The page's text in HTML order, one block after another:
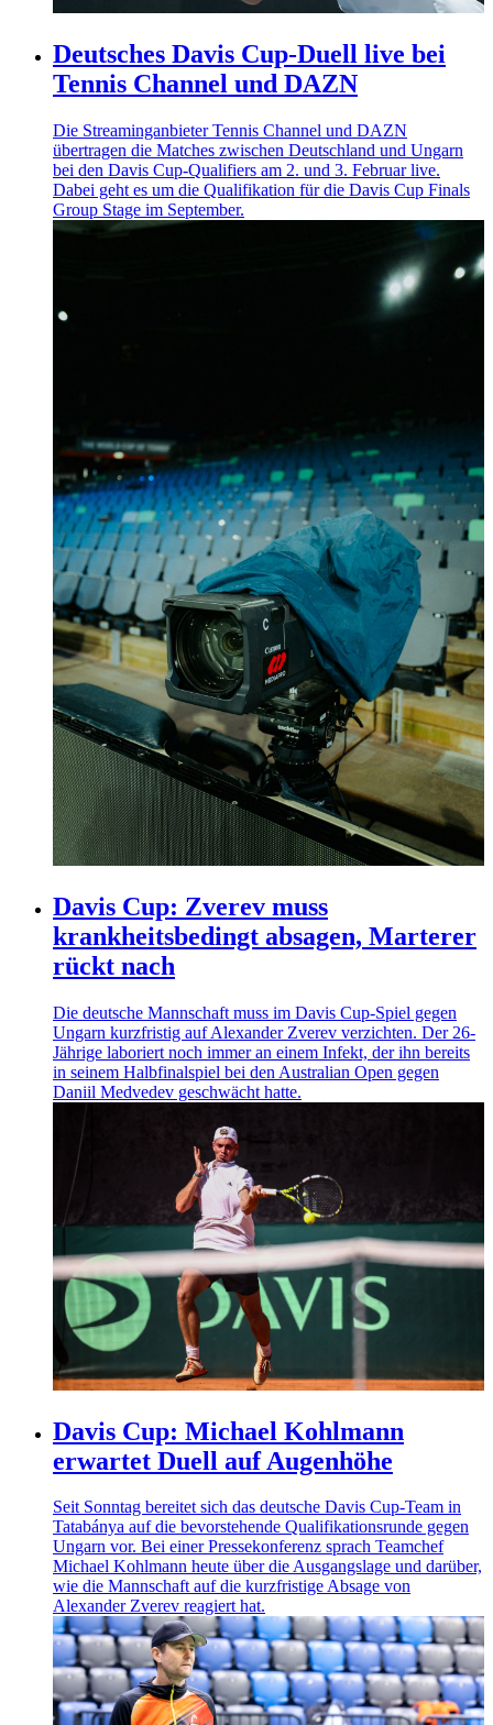
Deutsches Davis Cup-Duell live bei
Tennis Channel und DAZN
Die Streaminganbieter Tennis Channel und DAZN
übertragen die Matches zwischen Deutschland und Ungarn
bei den Davis Cup-Qualifiers am 2. und 3. Februar live.
Dabei geht es um die Qualifikation für die Davis Cup Finals
Group Stage im September.
Davis Cup: Zverev muss
krankheitsbedingt absagen, Marterer
rückt nach
Die deutsche Mannschaft muss im Davis Cup-Spiel gegen
Ungarn kurzfristig auf Alexander Zverev verzichten. Der 26-
Jährige laboriert noch immer an einem Infekt, der ihn bereits
in seinem Halbfinalspiel bei den Australian Open gegen
Daniil Medvedev geschwächt hatte.
Davis Cup: Michael Kohlmann
erwartet Duell auf Augenhöhe
Seit Sonntag bereitet sich das deutsche Davis Cup-Team in
Tatabánya auf die bevorstehende Qualifikationsrunde gegen
Ungarn vor. Bei einer Pressekonferenz sprach Teamchef
Michael Kohlmann heute über die Ausgangslage und darüber,
wie die Mannschaft auf die kurzfristige Absage von
Alexander Zverev reagiert hat.